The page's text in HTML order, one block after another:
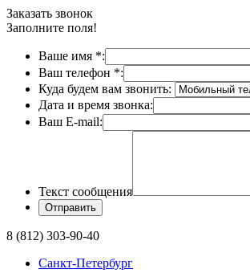
Заказать звонок
Заполните поля!
Ваше имя *:
Ваш телефон *:
Куда будем вам звонить:
Дата и время звонка:
Ваш E-mail:
Текст сообщения
8 (812) 303-90-40
Санкт-Петербург